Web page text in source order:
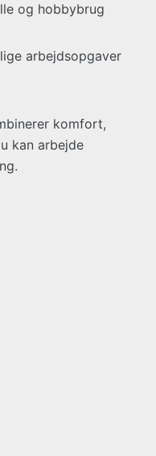
og hobbybrug
arbejdsopgaver
komfort,
kan arbejde